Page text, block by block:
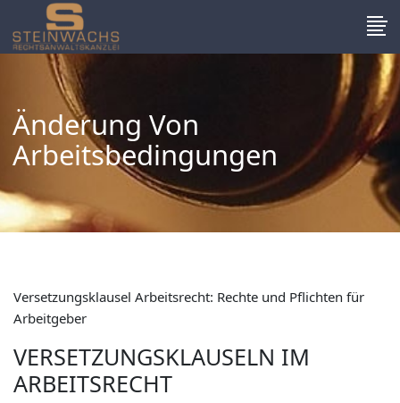
Änderung Von
Arbeitsbedingungen
Versetzungsklausel Arbeitsrecht: Rechte und Pflichten für
Arbeitgeber
VERSETZUNGSKLAUSELN IM
ARBEITSRECHT